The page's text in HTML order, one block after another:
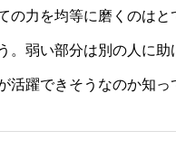
の力を均等に磨くのは
。弱い部分は別の人に
活躍できそうなのか知っ